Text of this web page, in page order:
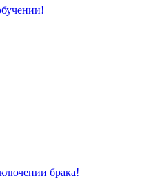
брака!